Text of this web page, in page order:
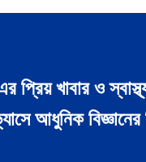
প্রিয় খাবার ও
আধুনিক বিজ্ঞানের